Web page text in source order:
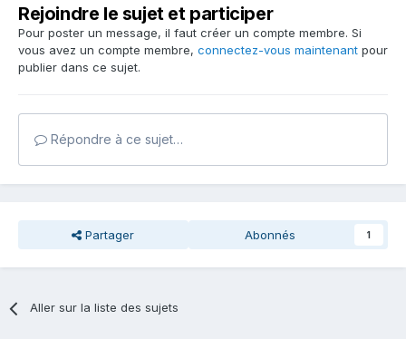
Rejoindre le sujet et participer
Pour poster un message, il faut créer un compte membre. Si
vous avez un compte membre, connectez-vous maintenant pour
publier dans ce sujet.
Répondre à ce sujet…
Partager Abonnés 1
Aller sur la liste des sujets